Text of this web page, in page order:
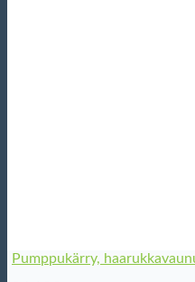
Pumppukärry,